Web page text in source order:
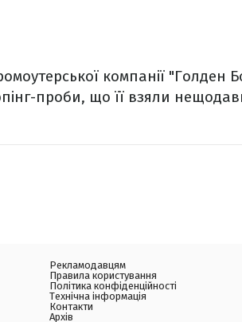
компанії "Голден
проби, що її взяли
Рекламодавцям
Правила користування
Політика конфіденційності
Технічна інформація
Контакти
Архів